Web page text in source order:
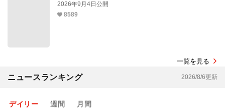
2026年9月4日公開
8589
一覧を見る
ニュースランキング 2026/8/6更新
デイリー 週間 月間